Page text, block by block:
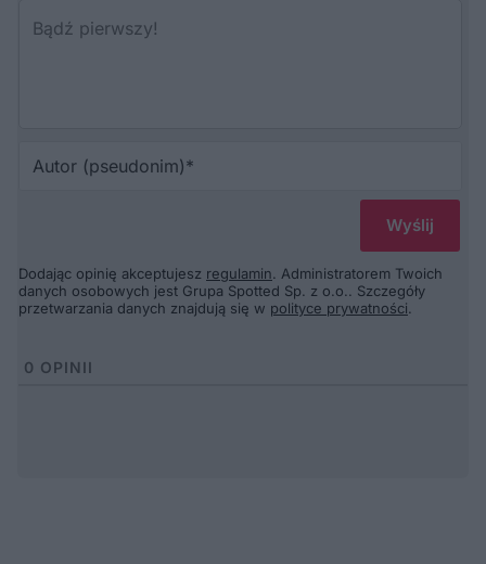
Dodając opinię akceptujesz regulamin. Administratorem Twoich
danych osobowych jest Grupa Spotted Sp. z o.o.. Szczegóły
przetwarzania danych znajdują się w polityce prywatności.
0 OPINII